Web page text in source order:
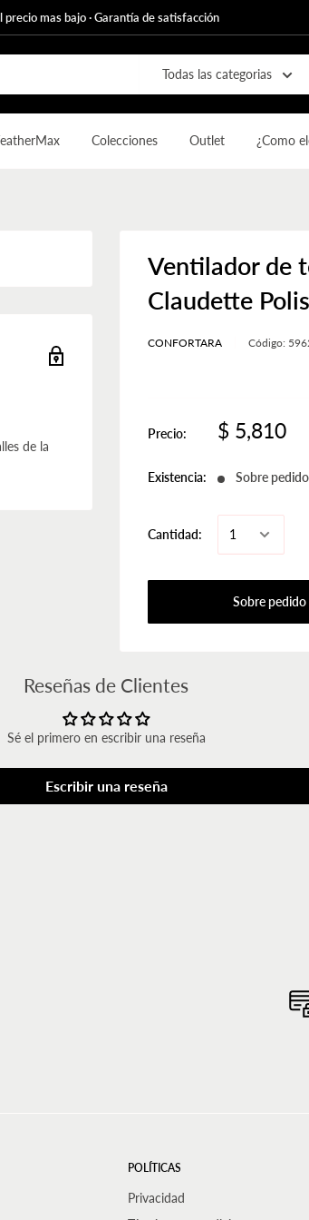
precio mas bajo · Garantía de satisfacción
Todas las categorias
Colecciones Outlet ¿Como
Ventilador de
Claudette
CONFORTARA Código:
Precio: $ 5,810
Existencia: Sobre pedido
Cantidad:
Sobre pedido
de la
Reseñas de Clientes
Sé el primero en escribir una reseña
Escribir una reseña
POLÍTICAS
Privacidad